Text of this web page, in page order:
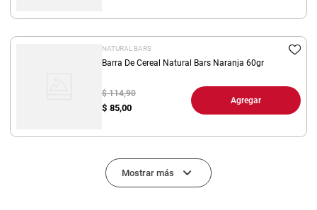
NATURAL BARS
Barra De Cereal Natural Bars Naranja 60gr
$ 85,00
$ 114,90
Agregar
Mostrar más